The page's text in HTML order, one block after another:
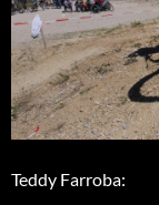
Teddy Farroba: